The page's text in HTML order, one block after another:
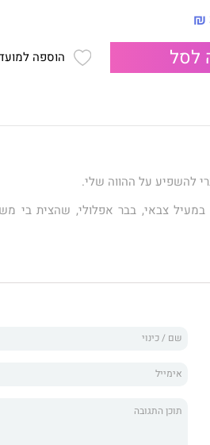
לסל הוספה
להשפיע על ההווה שלי.
במעיל צבאי, בבר אפלולי, שהצית בי
ליבו לאף אחד, אבל הדבר הזה שבינינו